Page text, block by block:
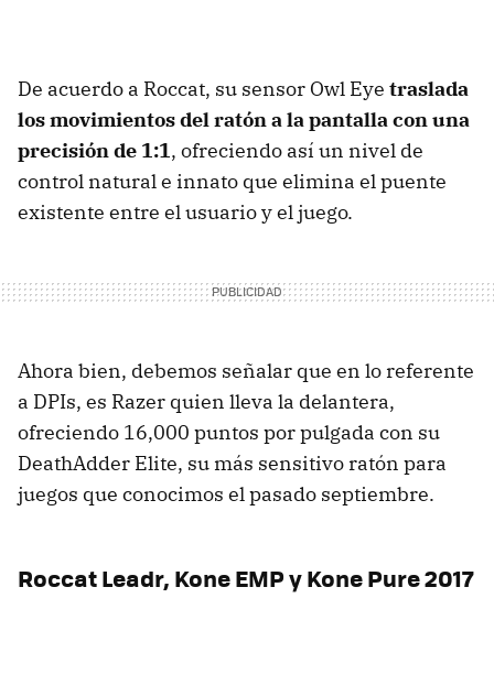
De acuerdo a Roccat, su sensor Owl Eye traslada
los movimientos del ratón a la pantalla con una
precisión de 1:1, ofreciendo así un nivel de
control natural e innato que elimina el puente
existente entre el usuario y el juego.
Ahora bien, debemos señalar que en lo referente
a DPIs, es Razer quien lleva la delantera,
ofreciendo 16,000 puntos por pulgada con su
DeathAdder Elite, su más sensitivo ratón para
juegos que conocimos el pasado septiembre.
Roccat Leadr, Kone EMP y Kone Pure 2017